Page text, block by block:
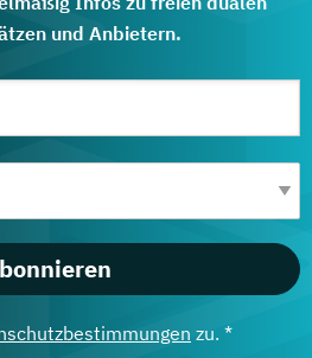
und Anbietern.
zu. *